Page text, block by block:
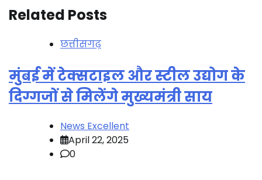
Related Posts
छत्तीसगढ़
मुंबई में टेक्सटाइल और स्टील उद्योग के
दिग्गजों से मिलेंगे मुख्यमंत्री साय
News Excellent
April 22, 2025
0